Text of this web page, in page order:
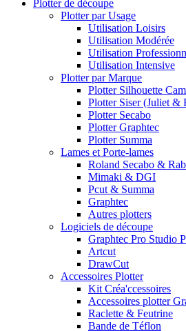
Plotter de découpe
Plotter par Usage
Utilisation Loisirs
Utilisation Modérée
Utilisation
Utilisation Intensive
Plotter par Marque
Plotter Silhouette
Plotter Siser (Juliet &
Plotter Secabo
Plotter Graphtec
Plotter Summa
Lames et Porte-lames
Roland Secabo &
Mimaki & DGI
Pcut & Summa
Graphtec
Autres plotters
Logiciels de découpe
Graphtec Pro Studio
Artcut
DrawCut
Accessoires Plotter
Kit Créa'ccessoires
Accessoires plotter
Raclette & Feutrine
Bande de Téflon